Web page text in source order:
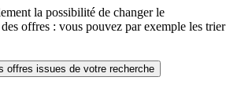
la possibilité de changer le
offres : vous pouvez par exemple les trier
offres issues de votre recherche